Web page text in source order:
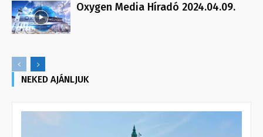
Oxygen Media Híradó 2024.04.09.
NEKED AJÁNLJUK